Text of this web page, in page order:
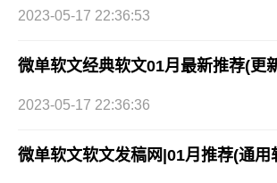
2023-05-17 22:36:53
微单软文经典软文01月最新推荐(更
2023-05-17 22:36:36
微单软文软文发稿网|01月推荐(通用